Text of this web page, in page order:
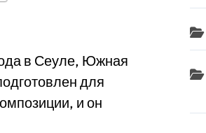
в Сеуле, Южная
для
и он